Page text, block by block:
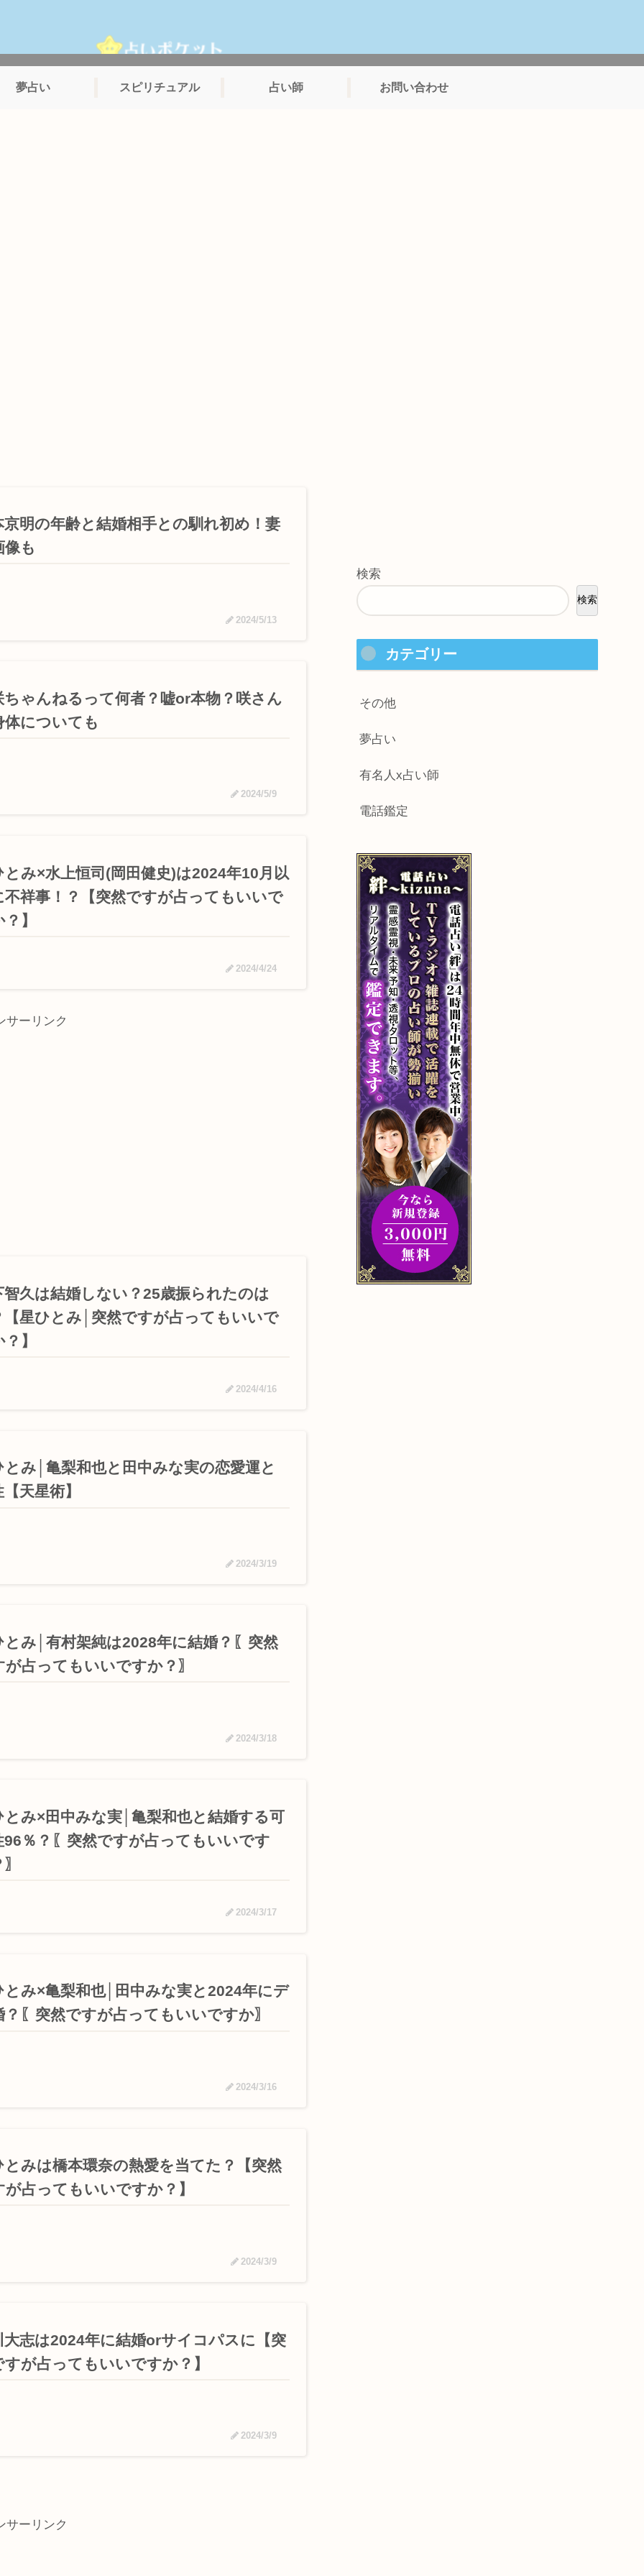
夢占い スピリチュアル 占い師 お問い合わせ
京明の年齢と結婚相手との馴れ初め！妻
像も
2024/5/13
ちゃんねるって何者？嘘or本物？咲さん
体についても
2024/5/9
とみ×水上恒司(岡田健史)は2024年10月以
不祥事！？【突然ですが占ってもいいで
】
2024/4/24
サーリンク
智久は結婚しない？25歳振られたのは
【星ひとみ│突然ですが占ってもいいで
】
2024/4/16
とみ│亀梨和也と田中みな実の恋愛運と
天星術】
2024/3/19
とみ│有村架純は2028年に結婚？〖突然
が占ってもいいですか？〗
2024/3/18
とみ×田中みな実│亀梨和也と結婚する可
96％？〖突然ですが占ってもいいです
2024/3/17
とみ×亀梨和也│田中みな実と2024年にデ
？〖突然ですが占ってもいいですか〗
2024/3/16
とみは橋本環奈の熱愛を当てた？【突然
が占ってもいいですか？】
2024/3/9
大志は2024年に結婚orサイコパスに【突
すが占ってもいいですか？】
2024/3/9
サーリンク
検索
検索
カテゴリー
その他
夢占い
有名人x占い師
電話鑑定